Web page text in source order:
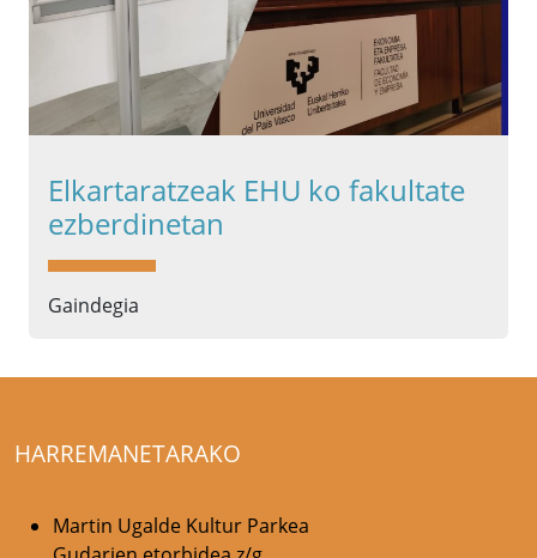
Elkartaratzeak EHU ko fakultate
ezberdinetan
Gaindegia
HARREMANETARAKO
Martin Ugalde Kultur Parkea